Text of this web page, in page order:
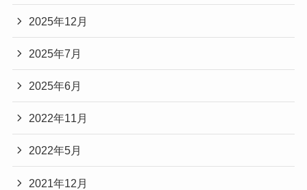
2025年12月
2025年7月
2025年6月
2022年11月
2022年5月
2021年12月